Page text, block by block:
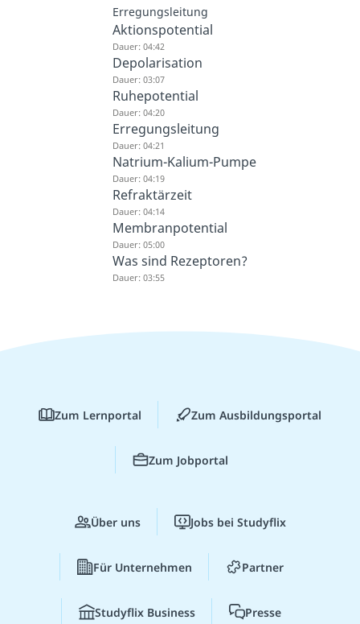
Erregungsleitung
Aktionspotential
Dauer: 04:42
Depolarisation
Dauer: 03:07
Ruhepotential
Dauer: 04:20
Erregungsleitung
Dauer: 04:21
Natrium-Kalium-Pumpe
Dauer: 04:19
Refraktärzeit
Dauer: 04:14
Membranpotential
Dauer: 05:00
Was sind Rezeptoren?
Dauer: 03:55
Zum Lernportal Zum Ausbildungsportal
Zum Jobportal
Über uns Jobs bei Studyflix
Für Unternehmen Partner
Studyflix Business Presse